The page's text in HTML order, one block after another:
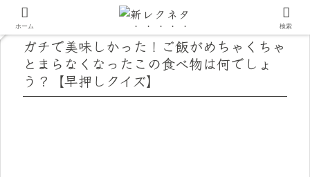
ガチで美味しかった！ご飯がめちゃくちゃ
とまらなくなったこの食べ物は何でしょ
う？【早押しクイズ】
ホーム 検索